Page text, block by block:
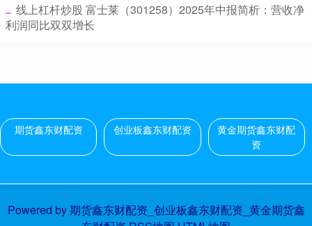
​线上杠杆炒股 富士莱（301258）2025年中报简析：营收净
利润同比双双增长
期货鑫东财配资 创业板鑫东财配资
黄金期货鑫东财配
资
Powered by期货鑫东财配资_创业板鑫东财配资_黄金期货鑫